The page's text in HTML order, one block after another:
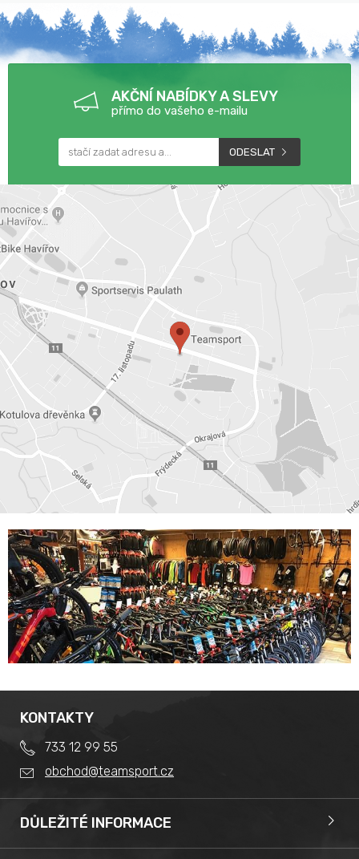
AKČNÍ NABÍDKY A SLEVY
přímo do vašeho e-mailu
ODESLAT
DŮLEŽITÉ INFORMACE
KONTAKTY
733 12 99 55
obchod@teamsport.cz